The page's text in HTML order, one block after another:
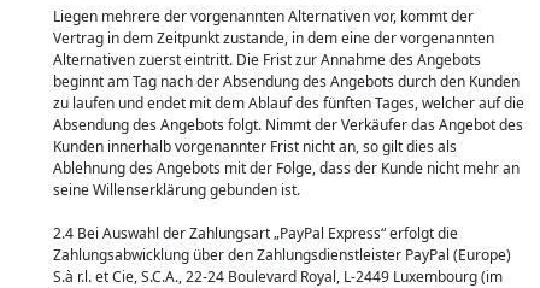
Liegen mehrere der vorgenannten Alternativen vor, kommt der
Vertrag in dem Zeitpunkt zustande, in dem eine der vorgenannten
Alternativen zuerst eintritt. Die Frist zur Annahme des Angebots
beginnt am Tag nach der Absendung des Angebots durch den Kunden
zu laufen und endet mit dem Ablauf des fünften Tages, welcher auf die
Absendung des Angebots folgt. Nimmt der Verkäufer das Angebot des
Kunden innerhalb vorgenannter Frist nicht an, so gilt dies als
Ablehnung des Angebots mit der Folge, dass der Kunde nicht mehr an
seine Willenserklärung gebunden ist.
2.4 Bei Auswahl der Zahlungsart „PayPal Express“ erfolgt die
Zahlungsabwicklung über den Zahlungsdienstleister PayPal (Europe)
S.à r.l. et Cie, S.C.A., 22-24 Boulevard Royal, L-2449 Luxembourg (im